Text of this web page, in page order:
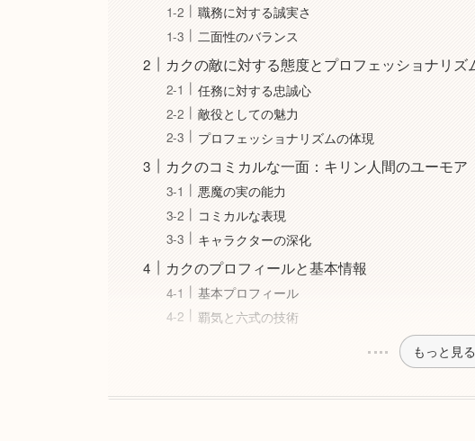
職務に対する誠実さ
二面性のバランス
カクの敵に対する態度とプロフェッショナリズ
任務に対する忠誠心
敵役としての魅力
プロフェッショナリズムの体現
カクのコミカルな一面：キリン人間のユーモア
悪魔の実の能力
コミカルな表現
キャラクターの深化
カクのプロフィールと基本情報
基本プロフィール
覇気と六式の技術
もっと見る